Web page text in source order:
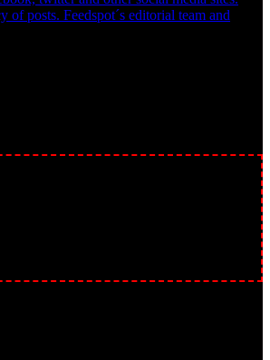
of posts. Feedspot´s editorial team and